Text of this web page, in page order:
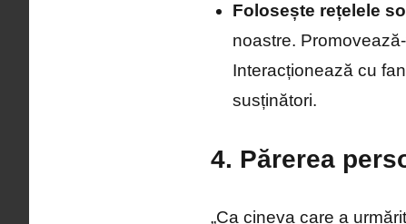
Folosește rețelele
noastre.
Interacționează cu
susținători.
4. Părerea
„Ca cineva care a